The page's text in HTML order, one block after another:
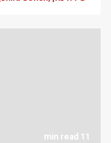
11 min read